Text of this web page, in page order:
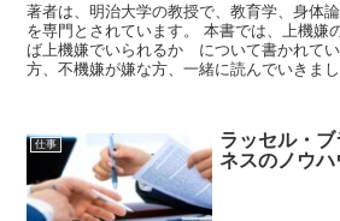
著者は、明治大学の教授で、教育学、身体
を専門とされています。 本書では、上機
ば上機嫌でいられるか について書かれて
方、不機嫌が嫌な方、一緒に読んでいきまし
仕事
ラッセル・
ネスのノウ